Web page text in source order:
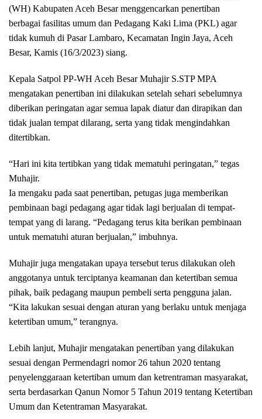
(WH) Kabupaten Aceh Besar menggencarkan penertiban
berbagai fasilitas umum dan Pedagang Kaki Lima (PKL) agar
tidak kumuh di Pasar Lambaro, Kecamatan Ingin Jaya, Aceh
Besar, Kamis (16/3/2023) siang.
Kepala Satpol PP-WH Aceh Besar Muhajir S.STP MPA
mengatakan penertiban ini dilakukan setelah sehari sebelumnya
diberikan peringatan agar semua lapak diatur dan dirapikan dan
tidak jualan tempat dilarang, serta yang tidak mengindahkan
ditertibkan.
“Hari ini kita tertibkan yang tidak mematuhi peringatan,” tegas
Muhajir.
Ia mengaku pada saat penertiban, petugas juga memberikan
pembinaan bagi pedagang agar tidak lagi berjualan di tempat-
tempat yang di larang. “Pedagang terus kita berikan pembinaan
untuk mematuhi aturan berjualan,” imbuhnya.
Muhajir juga mengatakan upaya tersebut terus dilakukan oleh
anggotanya untuk terciptanya keamanan dan ketertiban semua
pihak, baik pedagang maupun pembeli serta pengguna jalan.
“Kita lakukan sesuai dengan aturan yang berlaku untuk menjaga
ketertiban umum,” terangnya.
Lebih lanjut, Muhajir mengatakan penertiban yang dilakukan
sesuai dengan Permendagri nomor 26 tahun 2020 tentang
penyelenggaraan ketertiban umum dan ketrentraman masyarakat,
serta berdasarkan Qanun Nomor 5 Tahun 2019 tentang Ketertiban
Umum dan Ketentraman Masyarakat.